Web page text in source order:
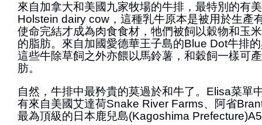
來自加拿大和美國九家牧場的牛排，最特別的有
Holstein dairy cow，這種乳牛原本是被用於生產
使命完結才成為肉食食材，牠們被飼以穀物和玉
的脂肪。來自加國愛德華王子島的Blue Dot牛排
這些牛除草飼之外亦餵以馬鈴薯，和穀飼一樣可
肪。
自然，牛排中最矜貴的莫過於和牛了。Elisa菜單
有來自美國艾達荷Snake River Farms、阿省
最為頂級的日本鹿兒島(Kagoshima